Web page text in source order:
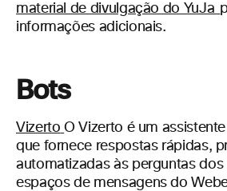
material de divulgação do YuJa
informações adicionais.
Bots
Vizerto O Vizerto é um
que fornece respostas rápidas,
automatizadas às perguntas dos
espaços de mensagens do